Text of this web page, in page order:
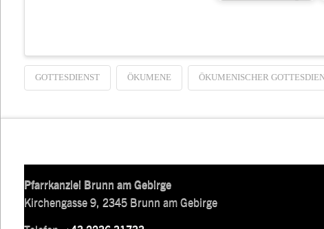
GOTTESDIENST ÖKUMENE ÖKUMENISCHER
Pfarrkanzlei Brunn am Gebirge
Kirchengasse 9, 2345 Brunn am Gebirge